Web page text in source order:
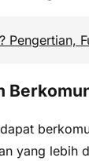
Pengertian,
yang lebih